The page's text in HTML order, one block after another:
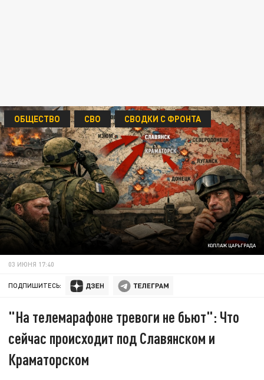
КОЛЛАЖ ЦАРЬГРАДА
ОБЩЕСТВО СВО СВОДКИ С ФРОНТА
03 ИЮНЯ 17:40
ПОДПИШИТЕСЬ:
"На телемарафоне тревоги не бьют": Что
сейчас происходит под Славянском и
Краматорском